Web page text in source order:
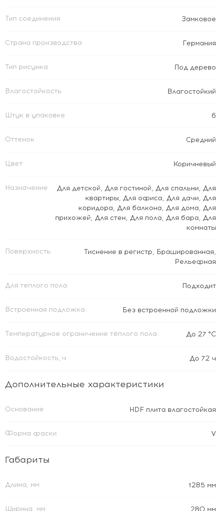
Тип соединения Замковое
Страна производства Германия
Тип рисунка Под дерево
Влагостойкость Влагостойкий
Штук в упаковке 6
Оттенок Средний
Цвет Коричневый
Назначение Для детской, Для гостиной, Для спальни, Для
квартиры, Для офиса, Для дачи, Для
коридора, Для балкона, Для дома, Для
прихожей, Для стен, Для пола, Для бара, Для
комнаты
Поверхность Тиснение в регистр, Брашированная,
Рельефная
Для теплого пола Подходит
Встроенная подложка Без встроенной подложки
Температурное ограничение тёплого пола До 27 °C
Водостойкость, ч До 72 ч
Дополнительные характеристики
Основание HDF плита влагостойкая
Форма фаски V
Габариты
Длина, мм 1285 мм
Ширина, мм 280 мм